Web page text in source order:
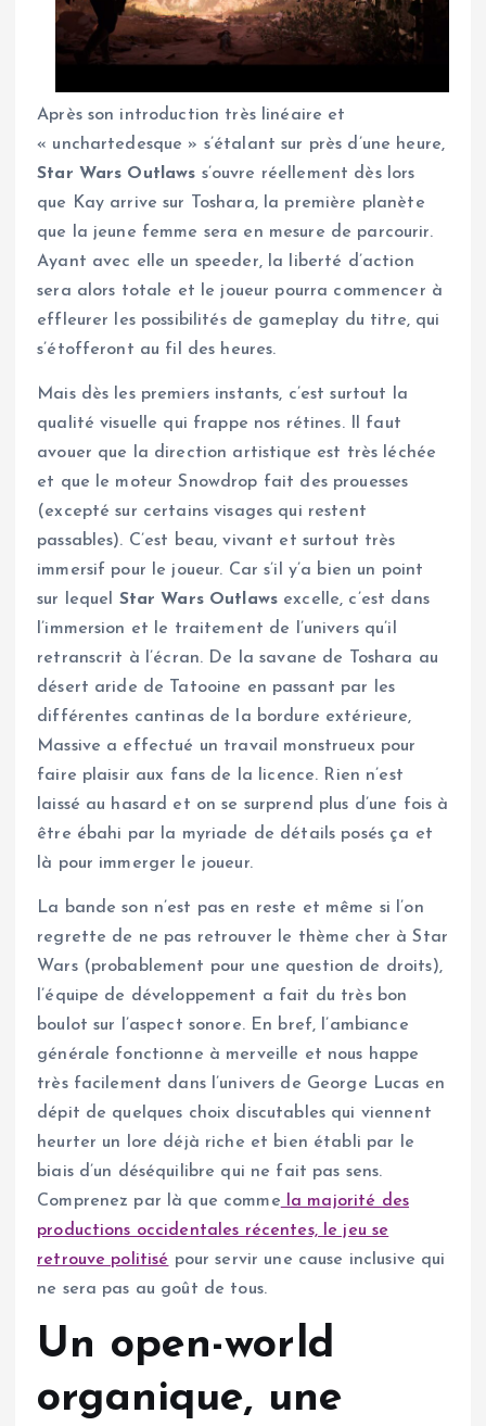
Après son introduction très linéaire et
« unchartedesque » s’étalant sur près d’une heure,
Star Wars Outlaws s’ouvre réellement dès lors
que Kay arrive sur Toshara, la première planète
que la jeune femme sera en mesure de parcourir.
Ayant avec elle un speeder, la liberté d’action
sera alors totale et le joueur pourra commencer à
effleurer les possibilités de gameplay du titre, qui
s’étofferont au fil des heures.
Mais dès les premiers instants, c’est surtout la
qualité visuelle qui frappe nos rétines. Il faut
avouer que la direction artistique est très léchée
et que le moteur Snowdrop fait des prouesses
(excepté sur certains visages qui restent
passables). C’est beau, vivant et surtout très
immersif pour le joueur. Car s’il y’a bien un point
sur lequel Star Wars Outlaws excelle, c’est dans
l’immersion et le traitement de l’univers qu’il
retranscrit à l’écran. De la savane de Toshara au
désert aride de Tatooine en passant par les
différentes cantinas de la bordure extérieure,
Massive a effectué un travail monstrueux pour
faire plaisir aux fans de la licence. Rien n’est
laissé au hasard et on se surprend plus d’une fois à
être ébahi par la myriade de détails posés ça et
là pour immerger le joueur.
La bande son n’est pas en reste et même si l’on
regrette de ne pas retrouver le thème cher à Star
Wars (probablement pour une question de droits),
l’équipe de développement a fait du très bon
boulot sur l’aspect sonore. En bref, l’ambiance
générale fonctionne à merveille et nous happe
très facilement dans l’univers de George Lucas en
dépit de quelques choix discutables qui viennent
heurter un lore déjà riche et bien établi par le
biais d’un déséquilibre qui ne fait pas sens.
Comprenez par là que comme la majorité des
productions occidentales récentes, le jeu se
retrouve politisé pour servir une cause inclusive qui
ne sera pas au goût de tous.
Un open-world
organique, une